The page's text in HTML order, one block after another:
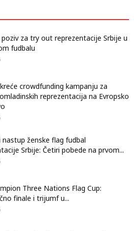
za try out reprezentacije Srbije u
fudbalu
crowdfunding kampanju za
reprezentacija na Evropsko
ženske flag fudbal
Srbije: Četiri pobede na prvom...
Three Nations Flag Cup:
finale i trijumf u...